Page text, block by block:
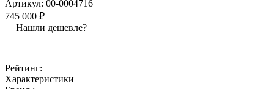
Артикул: 00-0004716
745 000 ₽
Нашли дешевле?
Рейтинг:
Характеристики